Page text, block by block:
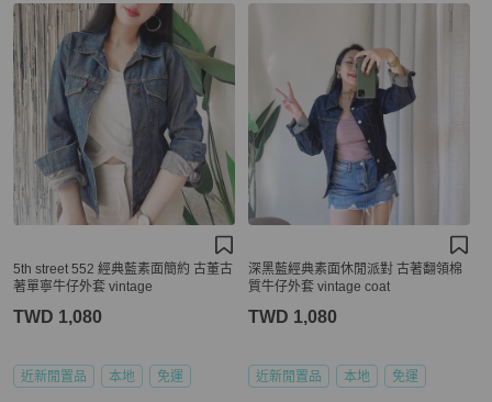
5th street 552 經典藍素面簡約 古董古
著單寧牛仔外套 vintage
TWD 1,080
近新閒置品 本地 免運
深黑藍經典素面休閒派對 古著翻領棉
質牛仔外套 vintage coat
TWD 1,080
近新閒置品 本地 免運